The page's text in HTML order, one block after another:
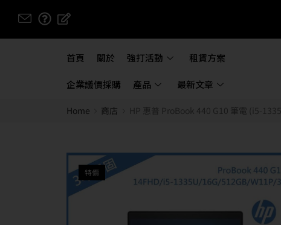
首頁 關於 強打活動 租賃方案
企業議價採購 產品 最新文章
Home 商店 HP 惠普 ProBook 440 G10 筆電 (i5-
特價